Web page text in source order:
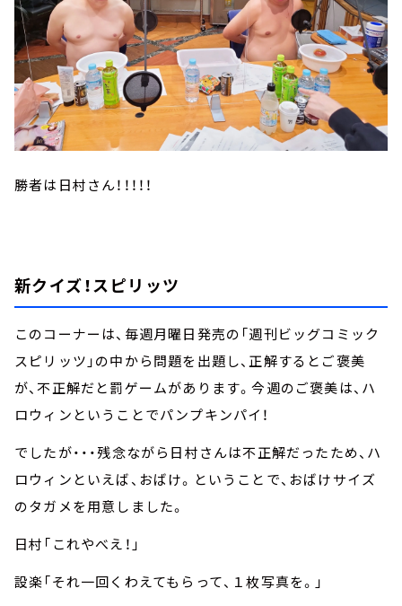
勝者は日村さん！！！！！
新クイズ！スピリッツ
このコーナーは、毎週月曜日発売の「週刊ビッグコミック
スピリッツ」の中から問題を出題し、正解するとご褒美
が、不正解だと罰ゲームがあります。今週のご褒美は、ハ
ロウィンということでパンプキンパイ！
でしたが・・・残念ながら日村さんは不正解だったため、ハ
ロウィンといえば、おばけ。ということで、おばけサイズ
のタガメを用意しました。
日村「これやべえ！」
設楽「それ一回くわえてもらって、１枚写真を。」